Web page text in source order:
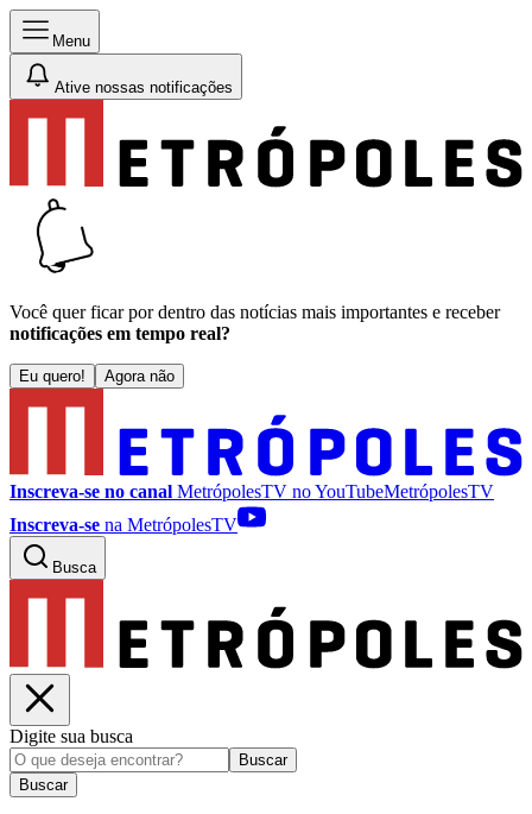
Menu
Ative nossas notificações
Você quer ficar por dentro das notícias mais importantes e receber
notificações em tempo real?
Eu quero! Agora não
Inscreva-se no canal MetrópolesTV noYouTubeMetrópolesTV
Inscreva-se na MetrópolesTV
Busca
Digite sua busca
Buscar
Buscar